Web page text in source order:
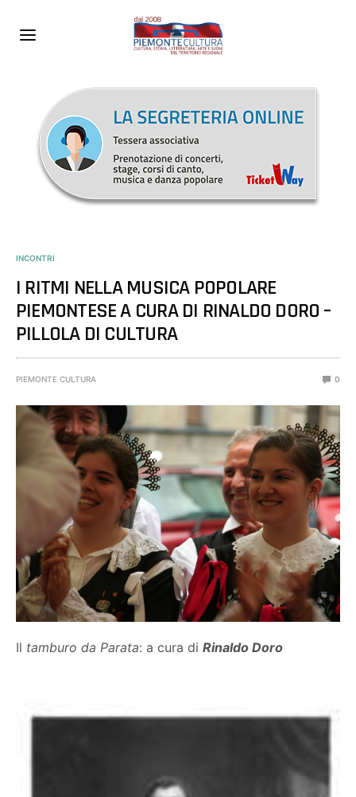
INCONTRI
I RITMI NELLA MUSICA POPOLARE
PIEMONTESE A CURA DI RINALDO DORO –
PILLOLA DI CULTURA
PIEMONTE CULTURA 0
Il tamburo da Parata: a cura diRinaldo Doro